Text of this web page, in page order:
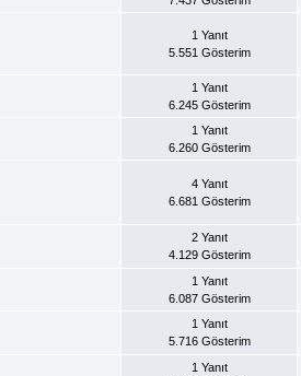
1 Yanıt
5.551 Gösterim
1 Yanıt
6.245 Gösterim
1 Yanıt
6.260 Gösterim
4 Yanıt
6.681 Gösterim
2 Yanıt
4.129 Gösterim
1 Yanıt
6.087 Gösterim
1 Yanıt
5.716 Gösterim
1 Yanıt